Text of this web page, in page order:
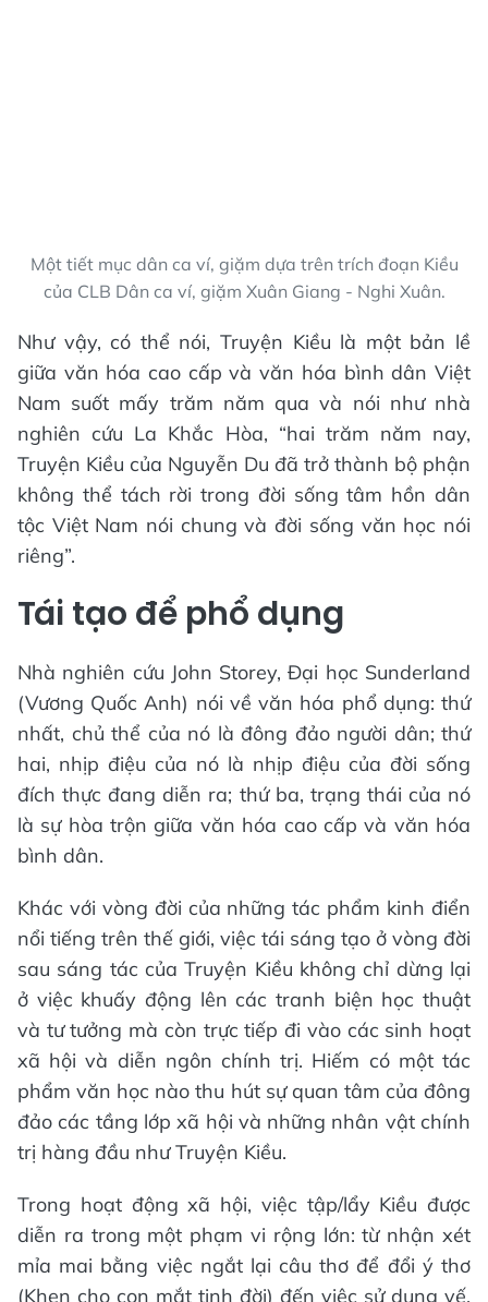
Một tiết mục dân ca ví, giặm dựa trên trích đoạn Kiều
của CLB Dân ca ví, giặm Xuân Giang - Nghi Xuân.
Như vậy, có thể nói, Truyện Kiều là một bản lề
giữa văn hóa cao cấp và văn hóa bình dân Việt
Nam suốt mấy trăm năm qua và nói như nhà
nghiên cứu La Khắc Hòa, “hai trăm năm nay,
Truyện Kiều của Nguyễn Du đã trở thành bộ phận
không thể tách rời trong đời sống tâm hồn dân
tộc Việt Nam nói chung và đời sống văn học nói
riêng”.
Tái tạo để phổ dụng
Nhà nghiên cứu John Storey, Đại học Sunderland
(Vương Quốc Anh) nói về văn hóa phổ dụng: thứ
nhất, chủ thể của nó là đông đảo người dân; thứ
hai, nhịp điệu của nó là nhịp điệu của đời sống
đích thực đang diễn ra; thứ ba, trạng thái của nó
là sự hòa trộn giữa văn hóa cao cấp và văn hóa
bình dân.
Khác với vòng đời của những tác phẩm kinh điển
nổi tiếng trên thế giới, việc tái sáng tạo ở vòng đời
sau sáng tác của Truyện Kiều không chỉ dừng lại
ở việc khuấy động lên các tranh biện học thuật
và tư tưởng mà còn trực tiếp đi vào các sinh hoạt
xã hội và diễn ngôn chính trị. Hiếm có một tác
phẩm văn học nào thu hút sự quan tâm của đông
đảo các tầng lớp xã hội và những nhân vật chính
trị hàng đầu như Truyện Kiều.
Trong hoạt động xã hội, việc tập/lẩy Kiều được
diễn ra trong một phạm vi rộng lớn: từ nhận xét
mỉa mai bằng việc ngắt lại câu thơ để đổi ý thơ
(Khen cho con mắt tinh đời) đến việc sử dụng vế,